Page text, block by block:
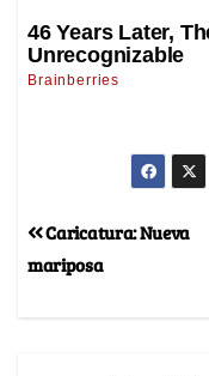
Caricatura: Nueva
mariposa